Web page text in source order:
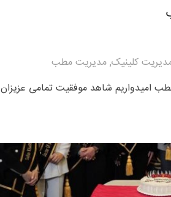
کلینیک,مدیریت مطب
امیدواریم شاهد موفقیت تمامی عزیزان